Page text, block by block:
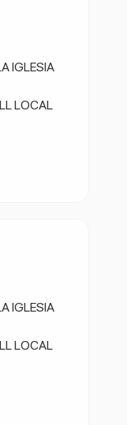
IGLESIA
LOCAL
IGLESIA
LOCAL